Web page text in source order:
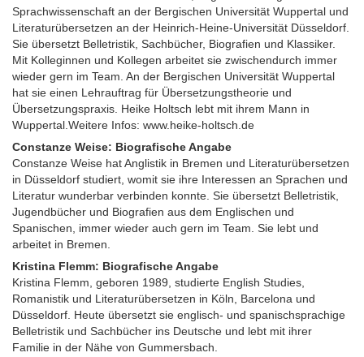
Sprachwissenschaft an der Bergischen Universität Wuppertal und
Literaturübersetzen an der Heinrich-Heine-Universität Düsseldorf.
Sie übersetzt Belletristik, Sachbücher, Biografien und Klassiker.
Mit Kolleginnen und Kollegen arbeitet sie zwischendurch immer
wieder gern im Team. An der Bergischen Universität Wuppertal
hat sie einen Lehrauftrag für Übersetzungstheorie und
Übersetzungspraxis. Heike Holtsch lebt mit ihrem Mann in
Wuppertal.Weitere Infos: www.heike-holtsch.de
Constanze Weise: Biografische Angabe
Constanze Weise hat Anglistik in Bremen und Literaturübersetzen
in Düsseldorf studiert, womit sie ihre Interessen an Sprachen und
Literatur wunderbar verbinden konnte. Sie übersetzt Belletristik,
Jugendbücher und Biografien aus dem Englischen und
Spanischen, immer wieder auch gern im Team. Sie lebt und
arbeitet in Bremen.
Kristina Flemm: Biografische Angabe
Kristina Flemm, geboren 1989, studierte English Studies,
Romanistik und Literaturübersetzen in Köln, Barcelona und
Düsseldorf. Heute übersetzt sie englisch- und spanischsprachige
Belletristik und Sachbücher ins Deutsche und lebt mit ihrer
Familie in der Nähe von Gummersbach.